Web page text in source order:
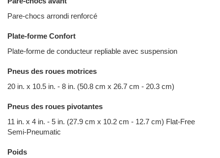
Pare-chocs arrondi renforcé
Plate-forme Confort
Plate-forme de conducteur repliable avec suspension
Pneus des roues motrices
20 in. x 10.5 in. - 8 in. (50.8 cm x 26.7 cm - 20.3 cm)
Pneus des roues pivotantes
11 in. x 4 in. - 5 in. (27.9 cm x 10.2 cm - 12.7 cm) Flat-Free
Semi-Pneumatic
Poids